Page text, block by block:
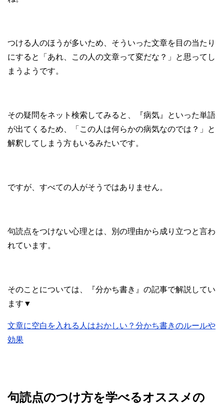
つける人のほうが多いため、そういった文章を目の当たり
にすると「あれ、この人の文章って変だな？」と思ってし
まうようです。
その疑問をネット検索してみると、『病気』といった単語
が出てくるため、「この人は何らかの病気なのでは？」と
解釈してしまう方もいるみたいです。
ですが、すべての人がそうではありません。
句読点をつけない心理とは、別の理由から成り立つと言わ
れています。
そのことについては、『分かち書き』の記事で解説してい
ます▼
文章に空白を入れる人はおかしい？分かち書きのルールや
効果
句読点のつけ方を学べるオススメの